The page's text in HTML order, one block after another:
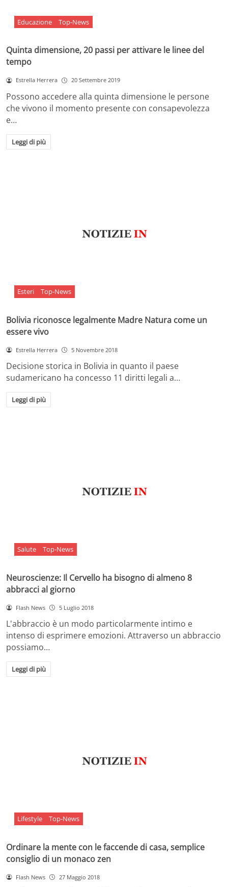
Educazione Top-News
Quinta dimensione, 20 passi per attivare le linee del
tempo
Estrella Herrera 20 Settembre 2019
Possono accedere alla quinta dimensione le persone
che vivono il momento presente con consapevolezza
e…
Leggi di più
Esteri Top-News
Bolivia riconosce legalmente Madre Natura come un
essere vivo
Estrella Herrera 5 Novembre 2018
Decisione storica in Bolivia in quanto il paese
sudamericano ha concesso 11 diritti legali a…
Leggi di più
Salute Top-News
Neuroscienze: Il Cervello ha bisogno di almeno 8
abbracci al giorno
Flash News 5 Luglio 2018
L'abbraccio è un modo particolarmente intimo e
intenso di esprimere emozioni. Attraverso un abbraccio
possiamo…
Leggi di più
Lifestyle Top-News
Ordinare la mente con le faccende di casa, semplice
consiglio di un monaco zen
Flash News 27 Maggio 2018